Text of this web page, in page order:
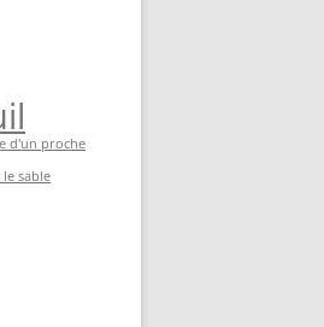
d'un proche
le sable